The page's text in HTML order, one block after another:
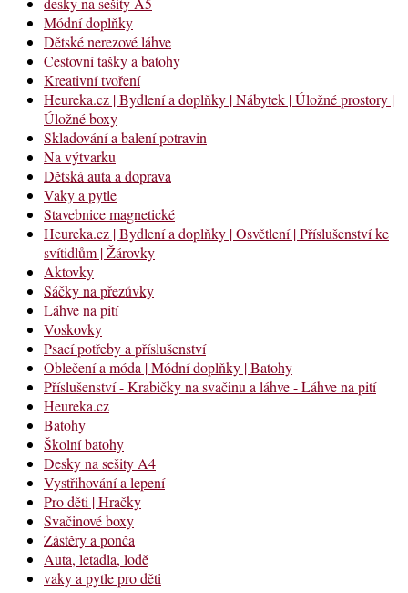
Módní doplňky
Dětské nerezové láhve
Cestovní tašky a batohy
Kreativní tvoření
Heureka.cz | Bydlení a doplňky | Nábytek | Úložné prostory |
Úložné boxy
Skladování a balení potravin
Na výtvarku
Dětská auta a doprava
Vaky a pytle
Stavebnice magnetické
Heureka.cz | Bydlení a doplňky | Osvětlení | Příslušenství ke
svítidlům | Žárovky
Aktovky
Sáčky na přezůvky
Láhve na pití
Voskovky
Psací potřeby a příslušenství
Oblečení a móda | Módní doplňky | Batohy
Příslušenství - Krabičky na svačinu a láhve - Láhve na pití
Heureka.cz
Batohy
Školní batohy
Desky na sešity A4
Vystřihování a lepení
Pro děti | Hračky
Svačinové boxy
Zástěry a ponča
Auta, letadla, lodě
vaky a pytle pro děti